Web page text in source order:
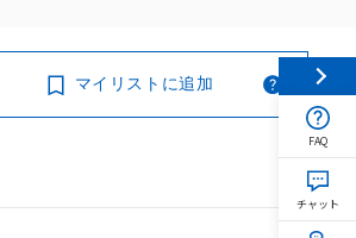
マイリストに追加
FAQ
チャット